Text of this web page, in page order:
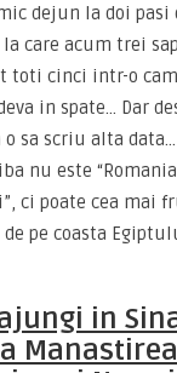
dejun la doi pasi
care acum trei
toti cinci intr-o
in spate… Dar
o sa scriu alta
nu este
ci poate cea mai
pe coasta
in